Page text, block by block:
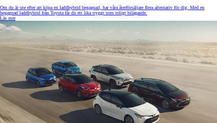
Om du är ute efter att köpa en laddhybrid begagnad, har våra återförsäljare flera alternativ för dig. Med en
begagnad laddhybrid från Toyota får du ett lika tryggt som roligt bilägande.
Läs mer